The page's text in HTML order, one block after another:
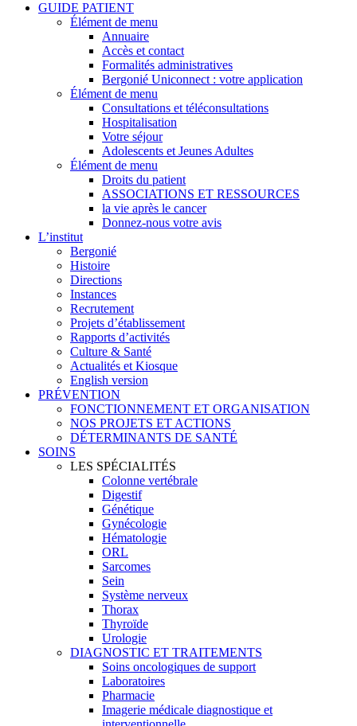
GUIDE PATIENT
Élément de menu
Annuaire
Accès et contact
Formalités administratives
Bergonié Uniconnect : votre application
Élément de menu
Consultations et téléconsultations
Hospitalisation
Votre séjour
Adolescents et Jeunes Adultes
Élément de menu
Droits du patient
ASSOCIATIONS ET RESSOURCES
la vie après le cancer
Donnez-nous votre avis
L’institut
Bergonié
Histoire
Directions
Instances
Recrutement
Projets d’établissement
Rapports d’activités
Culture & Santé
Actualités et Kiosque
English version
PRÉVENTION
FONCTIONNEMENT ET ORGANISATION
NOS PROJETS ET ACTIONS
DÉTERMINANTS DE SANTÉ
SOINS
LES SPÉCIALITÉS
Colonne vertébrale
Digestif
Génétique
Gynécologie
Hématologie
ORL
Sarcomes
Sein
Système nerveux
Thorax
Thyroïde
Urologie
DIAGNOSTIC ET TRAITEMENTS
Soins oncologiques de support
Laboratoires
Pharmacie
Imagerie médicale diagnostique et